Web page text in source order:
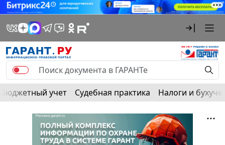
Бюджетный учет Судебная практика Налоги и